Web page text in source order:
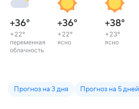
+36°
+22°
переменная
облачность
+36°
+22°
ясно
+38°
+23°
ясно
Прогноз на 3 дня Прогноз на 5 дней